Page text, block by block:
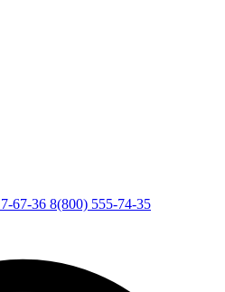
67-36 8(800) 555-74-35